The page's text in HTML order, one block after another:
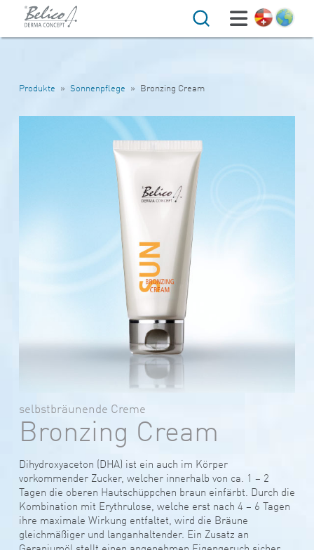
Suche
Produkte » Sonnenpflege » Bronzing Cream
selbstbräunende Creme
Bronzing Cream
Dihydroxyaceton (DHA) ist ein auch im Körper
vorkommender Zucker, welcher innerhalb von ca. 1 – 2
Tagen die oberen Hautschüppchen braun einfärbt. Durch die
Kombination mit Erythrulose, welche erst nach 4 – 6 Tagen
ihre maximale Wirkung entfaltet, wird die Bräune
gleichmäßiger und langanhaltender. Ein Zusatz an